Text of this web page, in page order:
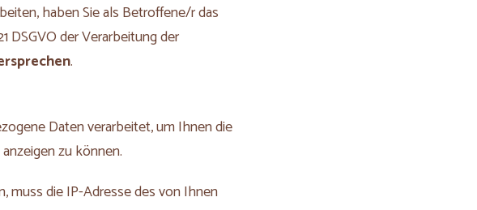
haben Sie als Betroffene/r das
DSGVO der Verarbeitung der
.
Daten verarbeitet, um Ihnen die
zu können.
muss die IP-Adresse des von Ihnen